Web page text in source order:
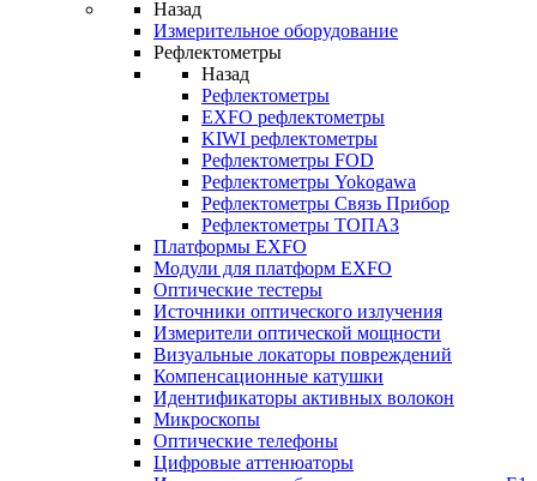
Назад
Измерительное оборудование
Рефлектометры
Назад
Рефлектометры
EXFO рефлектометры
KIWI рефлектометры
Рефлектометры FOD
Рефлектометры Yokogawa
Рефлектометры Связь Прибор
Рефлектометры ТОПАЗ
Платформы EXFO
Модули для платформ EXFO
Оптические тестеры
Источники оптического излучения
Измерители оптической мощности
Визуальные локаторы повреждений
Компенсационные катушки
Идентификаторы активных волокон
Микроскопы
Оптические телефоны
Цифровые аттенюаторы